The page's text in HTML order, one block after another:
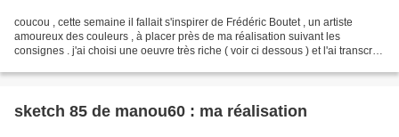
coucou , cette semaine il fallait s'inspirer de Frédéric Boutet , un artiste
amoureux des couleurs , à placer près de ma réalisation suivant les
consignes . j'ai choisi une oeuvre très riche ( voir ci dessous ) et l'ai transcrite
sketch 85 de manou60 : ma réalisation